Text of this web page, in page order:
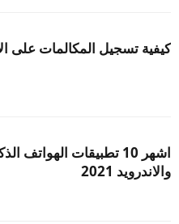
كيفية تسجيل المكالمات على
اشهر 10 تطبيقات الهواتف
والاندرويد 2021